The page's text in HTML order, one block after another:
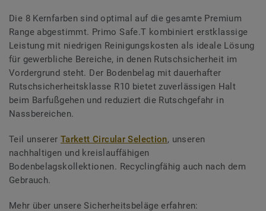
Die 8 Kernfarben sind optimal auf die gesamte Premium
Range abgestimmt. Primo Safe.T kombiniert erstklassige
Leistung mit niedrigen Reinigungskosten als ideale Lösung
für gewerbliche Bereiche, in denen Rutschsicherheit im
Vordergrund steht. Der Bodenbelag mit dauerhafter
Rutschsicherheitsklasse R10 bietet zuverlässigen Halt
beim Barfußgehen und reduziert die Rutschgefahr in
Nassbereichen.
Teil unserer Tarkett Circular Selection, unseren
nachhaltigen und kreislauffähigen
Bodenbelagskollektionen. Recyclingfähig auch nach dem
Gebrauch.
Mehr über unsere Sicherheitsbeläge erfahren: